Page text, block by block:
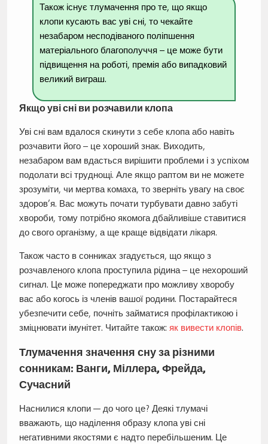
Також існує тлумачення про те, що якщо
клопи кусають вас уві сні, то чекайте
незабаром несподіваного поліпшення
матеріального благополуччя – це може бути
підвищення на роботі, премія або випадковий
великий виграш.
Якщо уві сні ви розчавили клопа
Уві сні вам вдалося скинути з себе клопа або навіть
розчавити його – це хороший знак. Виходить,
незабаром вам вдасться вирішити проблеми і з успіхом
подолати всі труднощі. Але якщо раптом ви не можете
зрозуміти, чи мертва комаха, то зверніть увагу на своє
здоров’я. Вас можуть почати турбувати давно забуті
хвороби, тому потрібно якомога дбайливіше ставитися
до свого організму, а ще краще відвідати лікаря.
Також часто в сонниках згадується, що якщо з
розчавленого клопа проступила рідина – це нехороший
сигнал. Це може попереджати про можливу хворобу
вас або когось із членів вашої родини. Постарайтеся
убезпечити себе, почніть займатися профілактикою і
зміцнювати імунітет. Читайте також: як вивести клопів.
Тлумачення значення сну за різними
сонникам: Ванги, Міллера, Фрейда,
Сучасний
Наснилися клопи — до чого це? Деякі тлумачі
вважають, що наділення образу клопа уві сні
негативними якостями є надто перебільшеним. Це